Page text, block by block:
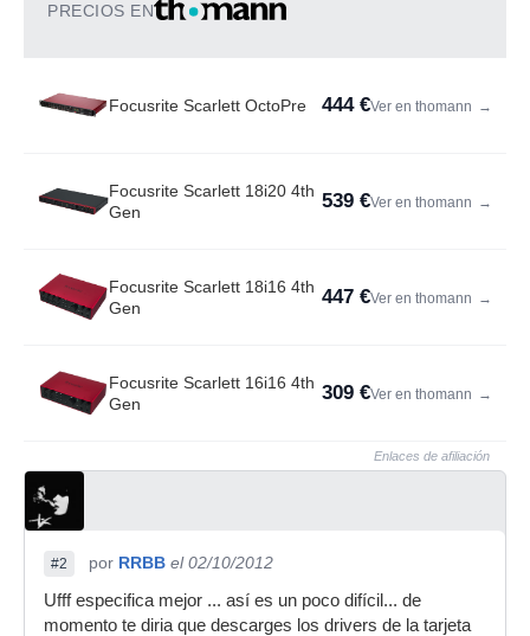
PRECIOS EN
Focusrite Scarlett OctoPre 444 €Ver en thomann →
Focusrite Scarlett 18i20 4th
Gen
539 €Ver en thomann →
Focusrite Scarlett 18i16 4th
Gen
447 €Ver en thomann →
Focusrite Scarlett 16i16 4th
Gen
309 €Ver en thomann →
Enlaces de afiliación
#2 por RRBB el 02/10/2012
Ufff especifica mejor ... así es un poco difícil... de
momento te diria que descarges los drivers de la tarjeta